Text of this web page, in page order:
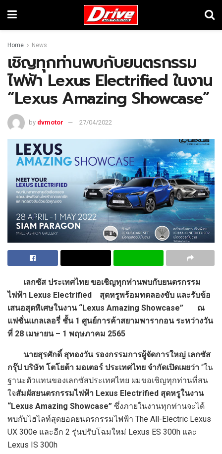
Home News
เชิญทุกท่านพบกับยนตรกรรม
ไฟฟ้า Lexus Electrified ในงาน
“Lexus Amazing Showcase”
by dvmotor 27/04/2022
เลกซัส ประเทศไทย ขอเชิญทุกท่านพบกับยนตรกรรม
ไฟฟ้า Lexus Electrified สุดหรูพร้อมทดลองขับ และรับข้อ
เสนอสุดพิเศษในงาน “Lexus Amazing Showcase” ณ
แฟชั่นแกลเลอรี่ ชั้น 1 ศูนย์การค้าสยามพารากอน ระหว่างวัน
ที่ 28 เมษายน – 1 พฤษภาคม 2565
นายสุรศักดิ์ สุทองวัน รองกรรมการผู้จัดการใหญ่ เลกซัส
กรุ๊ป บริษัท โตโยต้า มอเตอร์ ประเทศไทย จำกัดเปิดเผยว่า “ใน
ฐานะตัวแทนของเลกซัสประเทศไทย ผมขอเชิญทุกท่านที่สน
ใจสัมผัสยนตรกรรมไฟฟ้า Lexus Electrified สุดหรูในงาน
“Lexus Amazing Showcase” ซึ่งภายในงานทุกท่านจะได้
พบกับไฮไลท์สุดยอดยนตรกรรมไฟฟ้า The All-Electric Lexus
UX 300e และอีก 2 รุ่นปรับโฉมใหม่ Lexus ES 300h และ
Lexus IS 300h